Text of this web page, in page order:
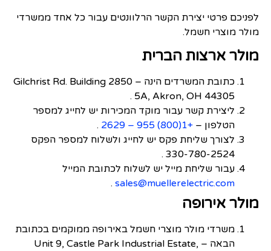
לפניכם פרטי יצירת הקשר הרלוונטים עבור כל אחד ממשרדי
מולר מוצרי חשמל.
מולר ארצות הברית
כתובת המשרדים הינה – 2850 Gilchrist Rd. Building
5A, Akron, OH 44305 .
ליצירת קשר עבור מוקד המכירות יש לחייג למספר
הטלפון – +1(800) 955 – 2629
.
לצורך שליחת פקס יש לחייג ולשלוח למספר הפקס
330-780-2524 .
עבור שליחת מייל יש לשלוח לכתובת המייל
sales@muellerelectric.com
.
מולר אירופה
משרדי מולר מוצרי חשמל באירופה ממוקמים בכתובת
הבאה – Unit 9, Castle Park Industrial Estate,